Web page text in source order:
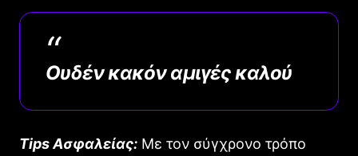
Ουδέν κακόν αμιγές καλού
Tips Ασφαλείας: Με τον σύγχρονο τρόπο